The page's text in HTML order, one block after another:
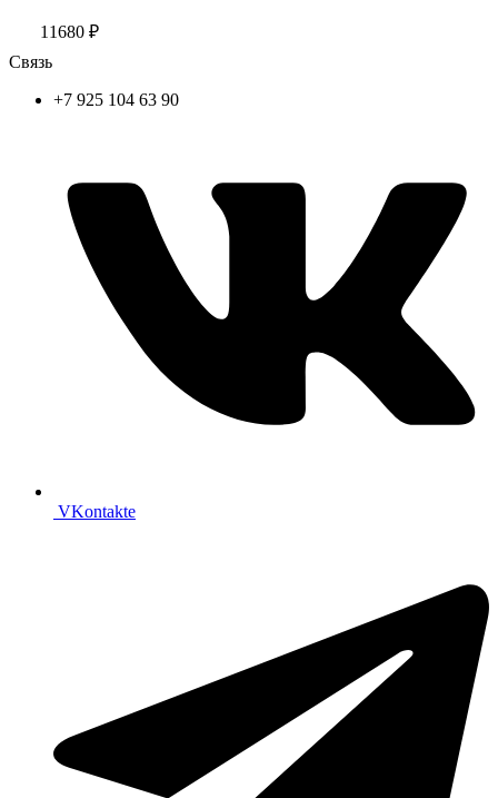
11680 ₽
Связь
+7 925 104 63 90
VKontakte